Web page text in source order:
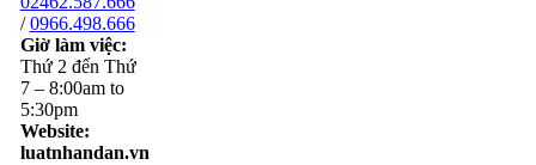
/0966.498.666
Giờ làm việc:
Thứ 2 đến Thứ
7 – 8:00am to
5:30pm
Website:
luatnhandan.vn